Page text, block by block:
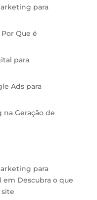
para
Que é
para
Ads para
Geração de
para
em Descubra o que
site